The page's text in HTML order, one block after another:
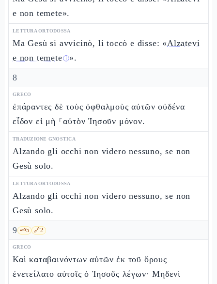
e non temete».
LETTURA ORTODOSSA
Ma Gesù si avvicinò, li toccò e disse: «Alzatevi
e non temeteⓘ».
8
GRECO
ἐπάραντες δὲ τοὺς ὀφθαλμοὺς αὐτῶν οὐδένα
εἶδον εἰ μὴ ⸀αὐτὸν Ἰησοῦν μόνον.
TRADUZIONE GNOSTICA
Alzando gli occhi non videro nessuno, se non
Gesù solo.
LETTURA ORTODOSSA
Alzando gli occhi non videro nessuno, se non
Gesù solo.
9 🗝️5 🔗2
GRECO
Καὶ καταβαινόντων αὐτῶν ἐκ τοῦ ὄρους
ἐνετείλατο αὐτοῖς ὁ Ἰησοῦς λέγων· Μηδενὶ